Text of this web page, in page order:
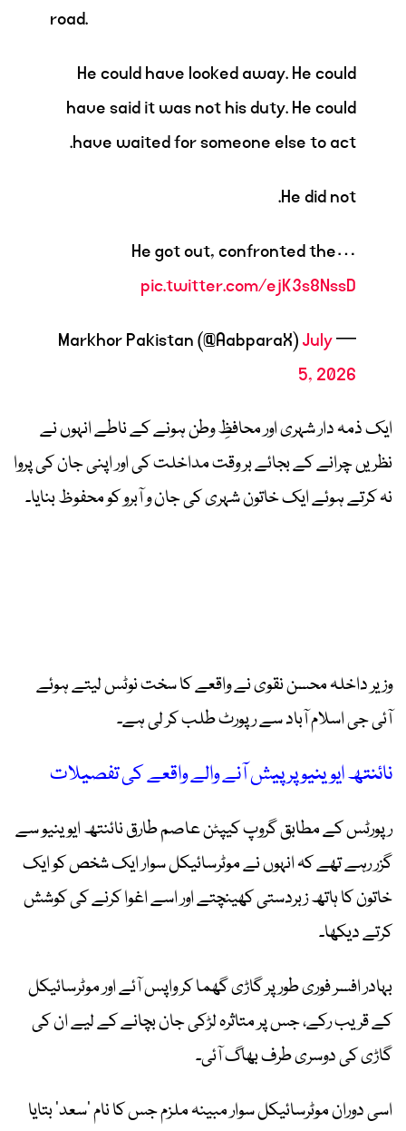
road.
He could have looked away. He could
have said it was not his duty. He could
have waited for someone else to act.
He did not.
He got out, confronted the…
pic.twitter.com/ejK3s8NssD
— Markhor Pakistan (@AabparaX)
July
5, 2026
ایک ذمہ دار شہری اور محافظِ وطن ہونے کے ناطے انہوں نے
نظریں چرانے کے بجائے بر وقت مداخلت کی اور اپنی جان کی پروا
نہ کرتے ہوئے ایک خاتون شہری کی جان و آبرو کو محفوظ بنایا۔
وزیر داخلہ محسن نقوی نے واقعے کا سخت نوٹس لیتے ہوئے
آئی جی اسلام آباد سے رپورٹ طلب کر لی ہے۔
نائنتھ ایوینیو پر پیش آنے والے واقعے کی تفصیلات
رپورٹس کے مطابق گروپ کیپٹن عاصم طارق نائنتھ ایوینیو سے
گزر رہے تھے کہ انہوں نے موٹرسائیکل سوار ایک شخص کو ایک
خاتون کا ہاتھ زبردستی کھینچتے اور اسے اغوا کرنے کی کوشش
کرتے دیکھا۔
بہادر افسر فوری طور پر گاڑی گھما کر واپس آئے اور موٹرسائیکل
کے قریب رکے، جس پر متاثرہ لڑکی جان بچانے کے لیے ان کی
گاڑی کی دوسری طرف بھاگ آئی۔
اسی دوران موٹرسائیکل سوار مبینہ ملزم جس کا نام ’سعد‘ بتایا